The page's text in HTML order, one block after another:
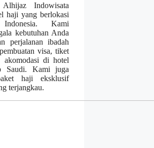
Indowisata
haji yang berlokasi
Kami
kebutuhan Anda
perjalanan ibadah
visa, tiket
akomodasi di hotel
Saudi. Kami juga
haji eksklusif
terjangkau.